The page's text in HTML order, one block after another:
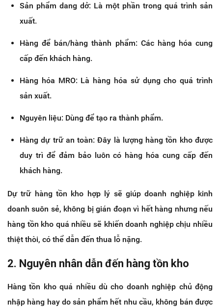
Sản phẩm dang dở: Là một phần trong quá trình sản
xuất.
Hàng để bán/hàng thành phẩm: Các hàng hóa cung
cấp đến khách hàng.
Hàng hóa MRO: Là hàng hóa sử dụng cho quá trình
sản xuất.
Nguyên liệu: Dùng để tạo ra thành phẩm.
Hàng dự trữ an toàn: Đây là lượng hàng tồn kho được
duy trì để đảm bảo luôn có hàng hóa cung cấp đến
khách hàng.
Dự trữ hàng tồn kho hợp lý sẽ giúp doanh nghiệp kinh
doanh suôn sẻ, không bị gián đoạn vì hết hàng nhưng nếu
hàng tồn kho quá nhiều sẽ khiến doanh nghiệp chịu nhiều
thiệt thòi, có thể dẫn đến thua lỗ nặng.
2. Nguyên nhân dẫn đến hàng tồn kho
Hàng tồn kho quá nhiều dù cho doanh nghiệp chủ động
nhập hàng hay do sản phẩm hết nhu cầu, không bán được